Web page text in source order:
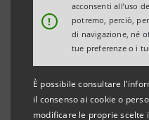
!
acconsenti all’uso
potremo, perciò,
di navigazione, né
tue preferenze o i
È possibile consultare
il consenso ai cookie o
modificare le proprie scelte
Piano Nazionale
Clima, è
Terna che
Il finanziamento
una linea da